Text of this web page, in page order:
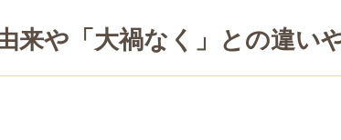
来や「大禍なく」との違い